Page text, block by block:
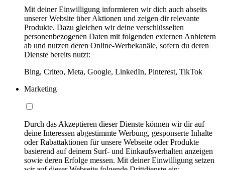
Mit deiner Einwilligung informieren wir dich auch abseits
unserer Website über Aktionen und zeigen dir relevante
Produkte. Dazu gleichen wir deine verschlüsselten
personenbezogenen Daten mit folgenden externen Anbietern
ab und nutzen deren Online-Werbekanäle, sofern du deren
Dienste bereits nutzt:
Bing, Criteo, Meta, Google, LinkedIn, Pinterest, TikTok
Marketing
Durch das Akzeptieren dieser Dienste können wir dir auf
deine Interessen abgestimmte Werbung, gesponserte Inhalte
oder Rabattaktionen für unsere Webseite oder Produkte
basierend auf deinem Surf- und Einkaufsverhalten anzeigen
sowie deren Erfolge messen. Mit deiner Einwilligung setzen